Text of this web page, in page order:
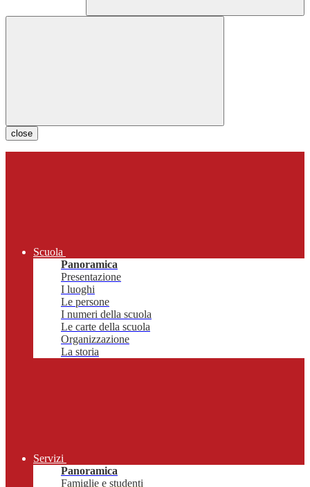
close
Scuola
Panoramica
Presentazione
I luoghi
Le persone
I numeri della scuola
Le carte della scuola
Organizzazione
La storia
Servizi
Panoramica
Famiglie e studenti